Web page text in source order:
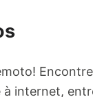
à internet,